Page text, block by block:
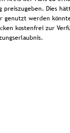
preiszugeben. Dies
genutzt werden
kostenfrei zur